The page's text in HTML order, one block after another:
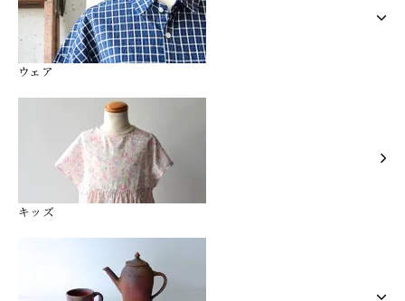
ウェア
キッズ